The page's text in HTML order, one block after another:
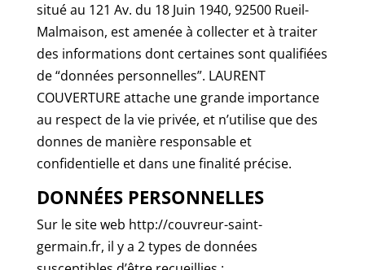
situé au 121 Av. du 18 Juin 1940, 92500 Rueil-
Malmaison, est amenée à collecter et à traiter
des informations dont certaines sont qualifiées
de “données personnelles”. LAURENT
COUVERTURE attache une grande importance
au respect de la vie privée, et n’utilise que des
donnes de manière responsable et
confidentielle et dans une finalité précise.
DONNÉES PERSONNELLES
Sur le site web http://couvreur-saint-
germain.fr, il y a 2 types de données